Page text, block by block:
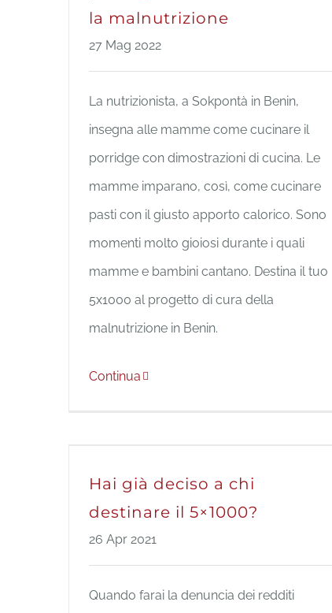
la malnutrizione
27 Mag 2022
La nutrizionista, a Sokpontà in Benin,
insegna alle mamme come cucinare il
porridge con dimostrazioni di cucina. Le
mamme imparano, così, come cucinare
pasti con il giusto apporto calorico. Sono
momenti molto gioiosi durante i quali
mamme e bambini cantano. Destina il tuo
5x1000 al progetto di cura della
malnutrizione in Benin.
Continua
Hai già deciso a chi
destinare il 5×1000?
26 Apr 2021
Quando farai la denuncia dei redditi